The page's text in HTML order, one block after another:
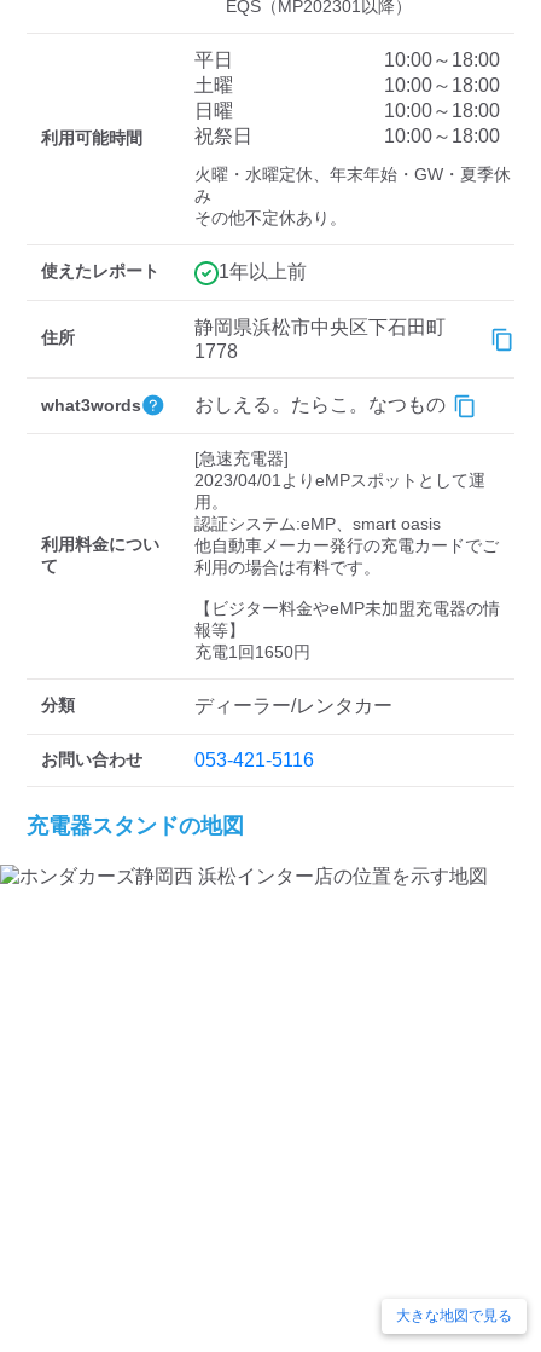
検索する
EQS（MP202301以降）
利用可能時間
平日
10:00～18:00
土曜
10:00～18:00
日曜
10:00～18:00
祝祭日
10:00～18:00
火曜・水曜定休、年末年始・GW・夏季休
み
その他不定休あり。
使えたレポート 1年以上前
住所
静岡県浜松市中央区下石田町
1778
what3words おしえる。たらこ。なつもの
利用料金につい
て
[急速充電器]
2023/04/01よりeMPスポットとして運
用。
認証システム:eMP、smart oasis
他自動車メーカー発行の充電カードでご
利用の場合は有料です。
【ビジター料金やeMP未加盟充電器の情
報等】
充電1回1650円
分類 ディーラー/レンタカー
お問い合わせ 053-421-5116
充電器スタンドの地図
大きな地図で見る